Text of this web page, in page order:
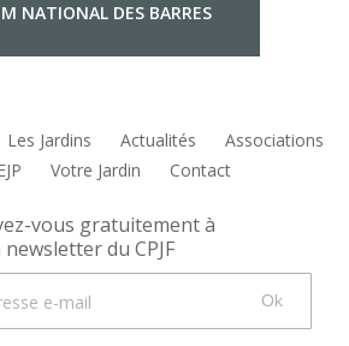
NATIONAL DES BARRES
Les Jardins Actualités
Associations
Votre Jardin Contact
vous gratuitement à
newsletter du CPJF
Ok